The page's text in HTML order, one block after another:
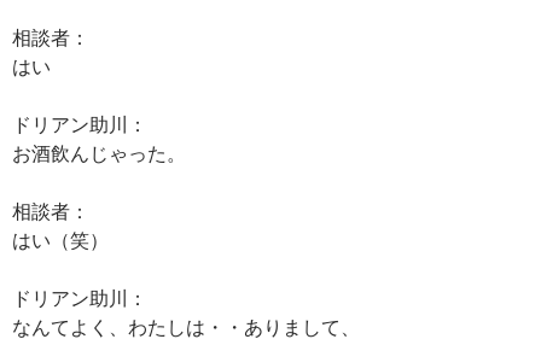
相談者：
はい
ドリアン助川：
お酒飲んじゃった。
相談者：
はい（笑）
ドリアン助川：
なんてよく、わたしは・・ありまして、